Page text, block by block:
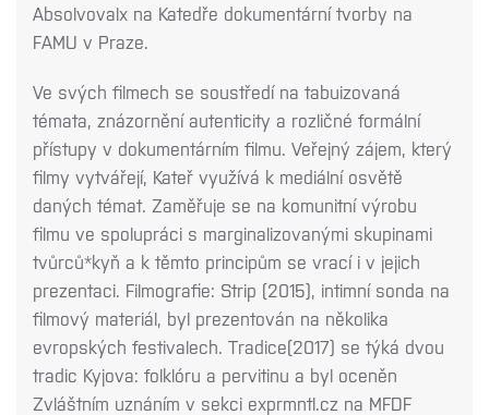
Absolvovalx na Katedře dokumentární tvorby na
FAMU v Praze.
Ve svých filmech se soustředí na tabuizovaná
témata, znázornění autenticity a rozličné formální
přístupy v dokumentárním filmu. Veřejný zájem, který
filmy vytvářejí, Kateř využívá k mediální osvětě
daných témat. Zaměřuje se na komunitní výrobu
filmu ve spolupráci s marginalizovanými skupinami
tvůrců*kyň a k těmto principům se vrací i v jejich
prezentaci. Filmografie: Strip (2015), intimní sonda na
filmový materiál, byl prezentován na několika
evropských festivalech. Tradice(2017) se týká dvou
tradic Kyjova: folklóru a pervitinu a byl oceněn
Zvláštním uznáním v sekci exprmntl.cz na MFDF